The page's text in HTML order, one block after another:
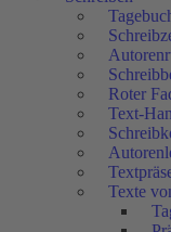
Roter
Text-
Texte